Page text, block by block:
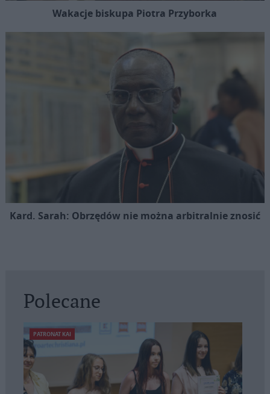
Wakacje biskupa Piotra Przyborka
Kard. Sarah: Obrzędów nie można arbitralnie znosić
Polecane
PATRONAT KAI